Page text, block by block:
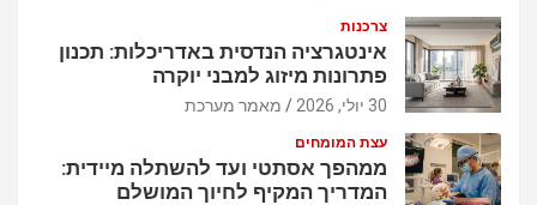
צרכנות
אינטגרציה הנדסית באדריכלות: תכנון
פתרונות מיזוג למבני יוקרה
30 יולי, 2026 מאמר מערכת
עצת המומחים
ממהפך אסתטי ועד להשתלה מיידית:
המדריך המקיף לחיוך המושלם